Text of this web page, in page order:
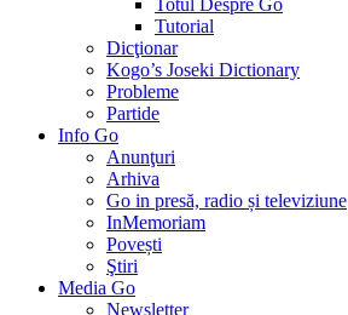
Tutorial
Dicţionar
Kogo’s Joseki Dictionary
Probleme
Partide
Info Go
Anunţuri
Arhiva
Go in presă, radio și televiziune
InMemoriam
Povești
Ştiri
Media Go
Newsletter